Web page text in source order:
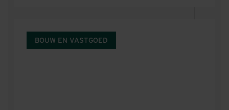
BOUW EN VASTGOED